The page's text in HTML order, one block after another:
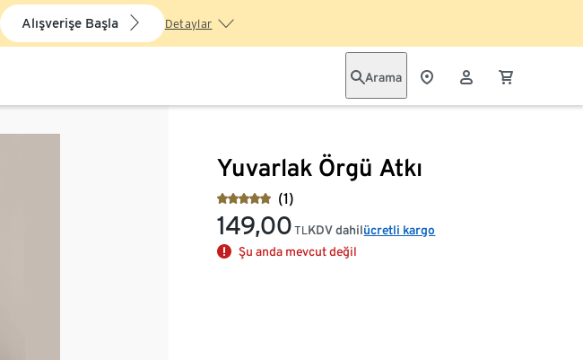
Alışverişe Başla Detaylar
Arama
Yuvarlak Örgü Atkı
(1)
149,00 TLKDV dahilücretli kargo
Şu anda mevcut değil